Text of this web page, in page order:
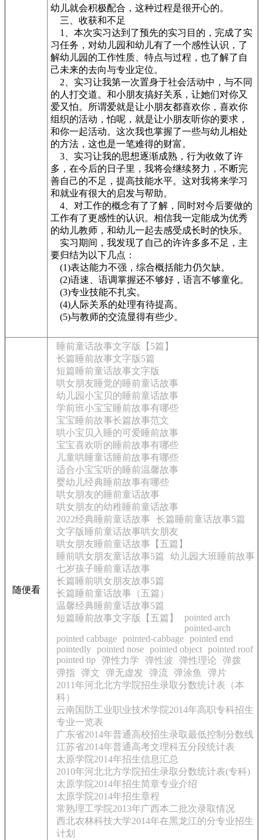
幼儿就会积极配合，这种过程是很开心的。
三、收获和不足
1、本次实习达到了预先的实习目的，完成了实
习任务，对幼儿园和幼儿有了一个感性认识，了
解幼儿园的工作性质、特点与过程，也了解了自
己未来的去向与专业定位。
2、实习让我第一次置身于社会活动中，与不同
的人打交道。和小朋友搞好关系，让她们对你又
爱又怕。所谓爱就是让小朋友都喜欢你，喜欢你
组织的活动，怕呢，就是让小朋友听你的要求，
和你一起活动。这次我也掌握了一些与幼儿相处
的方法，这也是一笔难得的财富。
3、实习让我的思想逐渐成熟，行为收敛了许
多，在今后的日子里，我将会继续努力，不断完
善自己的不足，提高技能水平。这对我将来学习
和就业有很大的启发与帮助。
4、对工作的概念有了了解，同时对今后要做的
工作有了更感性的认识。相信我一定能成为优秀
的幼儿教师，和幼儿一起去感受成长时的快乐。
实习期间，我发现了自己的许许多多不足，主
要归结为以下几点：
(1)表达能力不强，综合概括能力仍欠缺。
(2)语速、语调掌握还不够好，语言不够童化。
(3)专业技能不扎实。
(4)人际关系的处理有待提高。
(5)与教师的交流显得有些少。
随便看
睡前童话故事文字版【5篇】
长篇睡前故事文字版5篇
短篇睡前童话故事文字版
哄女朋友睡觉的睡前童话故事
幼儿园小宝贝的睡前童话故事
学前班小宝宝睡前故事有哪些
宝宝睡前故事长篇故事范文
哄小宝贝入睡的可爱睡前故事
宝宝喜欢听的睡前故事有哪些
儿童哄睡童话睡前故事有哪些
适合小宝宝听的睡前温馨故事
婴幼儿经典睡前故事有哪些
哄女朋友的睡前童话故事
哄女朋友的幼稚睡前童话故事
2022经典睡前童话故事
长篇睡前童话故事5篇
文字版睡前童话故事哄女朋友
哄女朋友睡前童话故事【五篇】
睡前哄女朋友童话故事5篇
幼儿园大班睡前故事
七岁孩子睡前童话故事
长篇睡前哄女朋友故事5篇
长篇睡前童话故事（五篇）
温馨经典睡前童话故事5篇
短篇睡前故事文字版【五篇】
pointed arch
pointed-arch
pointed cabbage pointed-cabbage pointed end
pointedly pointed nose pointed object pointed roof
pointed tip 弹性力学 弹性波 弹性理论
弹拨
弹指
弹文 弹无虚发 弹流 弹涂鱼
弹片
2011年河北北方学院招生录取分数统计表（本
科）
云南国防工业职业技术学院2014年高职专科招生
专业一览表
广东省2014年普通高校招生录取最低控制分数线
江苏省2014年普通高考文理科五分段统计表
太原学院2014年招生信息汇总
2010年河北北方学院招生录取分数统计表(专科)
太原学院2014年招生简章专业介绍
太原学院2014年招生章程
常熟理工学院2013年广西本二批次录取情况
西北农林科技大学2014年在黑龙江的分专业招生
计划